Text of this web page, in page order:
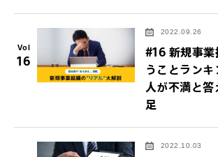
Vol
16
2022.09.26
#16 新規事
うことラン
人が不満と
足
2022.10.03